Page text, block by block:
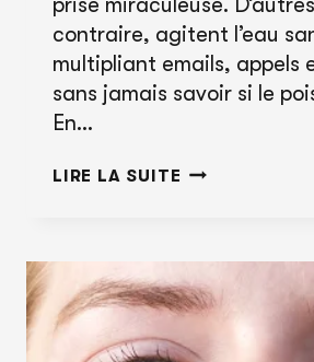
contraire, agitent l’eau
multipliant emails, appels
sans jamais savoir si le
En…
LIRE LA SUITE IA
DE
LEADS
:
TRANSFORMEZ